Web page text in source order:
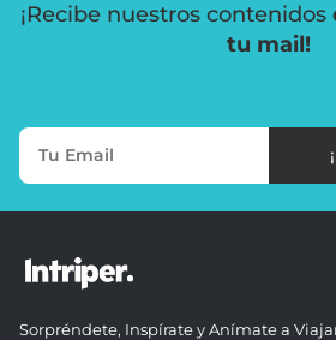
¡Recibe nuestros contenidos
tu mail!
Sorpréndete, Inspírate y Anímate a